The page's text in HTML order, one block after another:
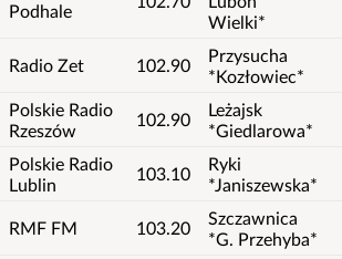
Podhale
Wielki*
Radio Zet 102.90
Przysucha
*Kozłowiec*
Polskie Radio
Rzeszów
102.90
Leżajsk
*Giedlarowa*
Polskie Radio
Lublin
103.10
Ryki
*Janiszewska*
RMF FM 103.20
Szczawnica
*G. Przehyba*